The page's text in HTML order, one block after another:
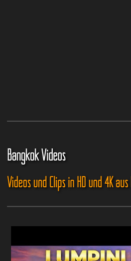
Bangkok Videos
Videos und Clips in HD und 4K